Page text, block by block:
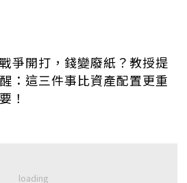
戰爭開打，錢變廢紙？教授提
醒：這三件事比資產配置更重
要！